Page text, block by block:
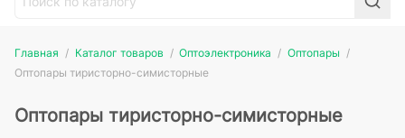
Главная Каталог товаров Оптоэлектроника
Оптопары
Оптопары тиристорно-симисторные
Оптопары тиристорно-симисторные